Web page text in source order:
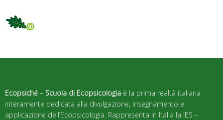
Ecopsiché – Scuola di Ecopsicologia è la prima realtà italiana
interamente dedicata alla divulgazione, insegnamento e
applicazione dell’Ecopsicologia. Rappresenta in Italia la IES –